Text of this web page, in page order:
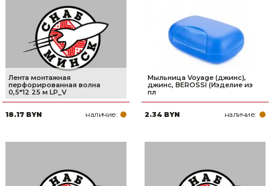
Лента монтажная
перфорированная волна
0,5*12 25 м LP_V
18.17 BYN наличие:
Мыльница Voyage (джинс),
джинс, BEROSSI (Изделие из
пл
2.34 BYN наличие: